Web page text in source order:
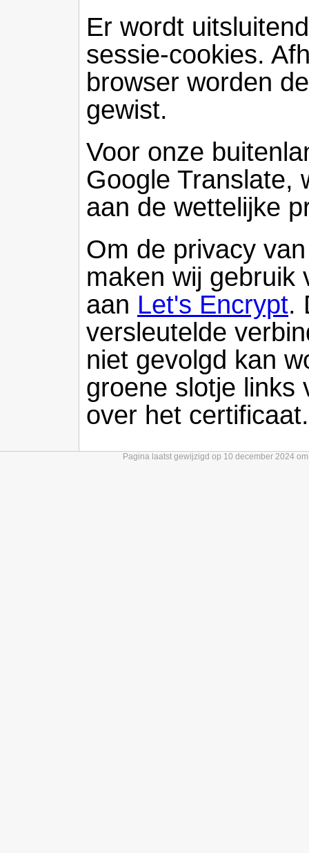
Er wordt
sessie-cookies.
browser worden
gewist.
Voor onze
Google Translate,
aan de wettelijke
Om de privacy
maken wij gebruik
aan Let's Encrypt.
versleutelde
niet gevolgd kan
groene slotje links
over het certificaat.
Pagina laatst gewijzigd op 10 december 2024